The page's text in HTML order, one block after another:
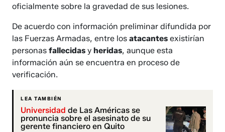
oficialmente sobre la gravedad de sus lesiones.
De acuerdo con información preliminar difundida por
las Fuerzas Armadas, entre losatacantes existirían
personasfallecidas y heridas, aunque esta
información aún se encuentra en proceso de
verificación.
LEA TAMBIÉN
Universidad de Las Américas se
pronuncia sobre el asesinato de su
gerente financiero en Quito